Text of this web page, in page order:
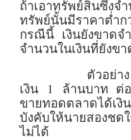
ถ้าเอาทรัพย์สินซึ่งจ
ทรัพย์นั้นมีราคาต่ำ
กรณีนี้ เงินยังขาดจ
จำนวนในเงินที่ยังข
ตัวอย่าง นายส
เงิน 1 ล้านบาท ต่อ
ขายทอดตลาดได้เ
บังคับให้นายสองช
ไม่ได้